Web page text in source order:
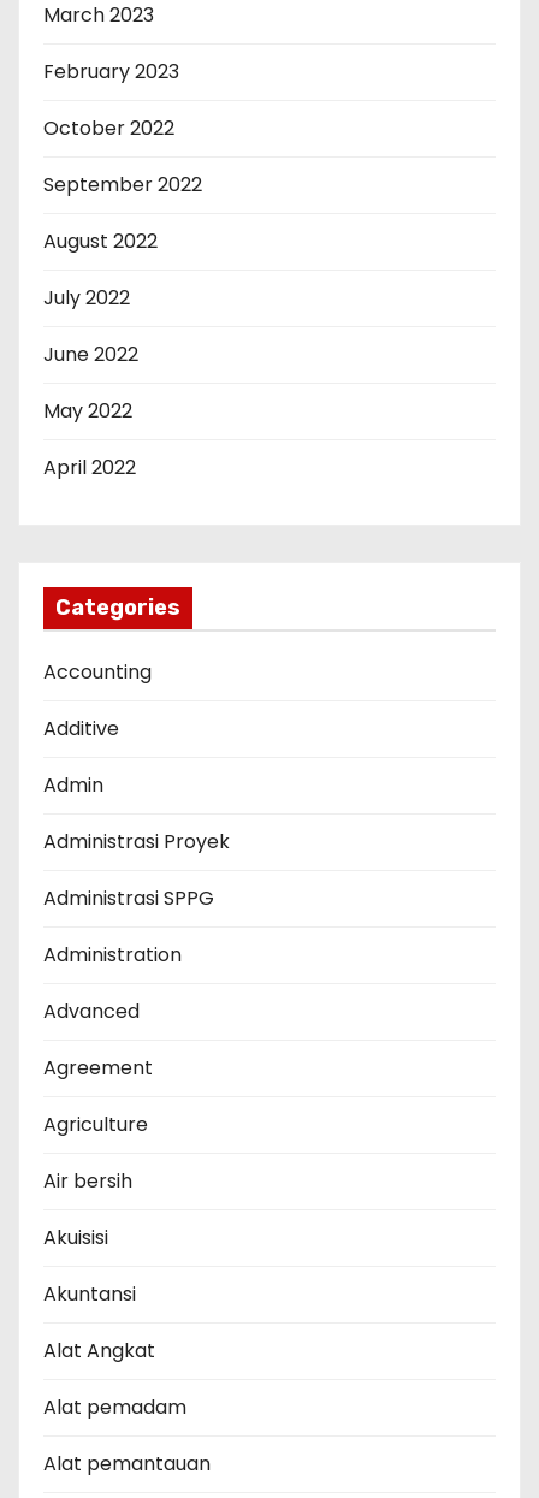
March 2023
February 2023
October 2022
September 2022
August 2022
July 2022
June 2022
May 2022
April 2022
Categories
Accounting
Additive
Admin
Administrasi Proyek
Administrasi SPPG
Administration
Advanced
Agreement
Agriculture
Air bersih
Akuisisi
Akuntansi
Alat Angkat
Alat pemadam
Alat pemantauan